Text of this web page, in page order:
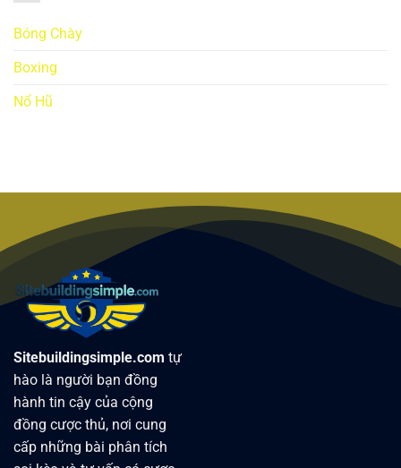
Bóng Chày
Boxing
Nổ Hũ
Sitebuildingsimple.com tự
hào là người bạn đồng
hành tin cậy của cộng
đồng cược thủ, nơi cung
cấp những bài phân tích